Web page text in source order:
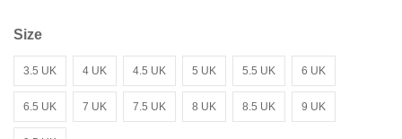
Size
3.5 UK 4 UK 4.5 UK 5 UK 5.5 UK 6 UK
6.5 UK 7 UK 7.5 UK 8 UK 8.5 UK 9 UK